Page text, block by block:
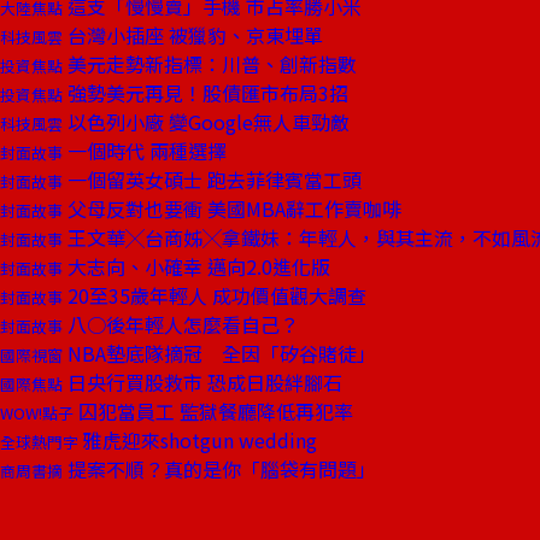
大陸焦點 這支「慢慢賣」手機 市占率勝小米
科技風雲 台灣小插座 被獵豹、京東埋單
投資焦點 美元走勢新指標：川普、創新指數
投資焦點 強勢美元再見！股債匯市布局3招
科技風雲 以色列小廠 變Google無人車勁敵
封面故事 一個時代 兩種選擇
封面故事 一個留英女碩士 跑去菲律賓當工頭
封面故事 父母反對也要衝 美國MBA辭工作賣咖啡
封面故事 王文華╳台商姊╳拿鐵妹：年輕人，與其主流，不如風
封面故事 大志向、小確幸 邁向2.0進化版
封面故事 20至35歲年輕人 成功價值觀大調查
封面故事 八○後年輕人怎麼看自己？
國際視窗 NBA墊底隊摘冠 全因「矽谷賭徒」
國際焦點 日央行買股救市 恐成日股絆腳石
WOW!點子 囚犯當員工 監獄餐廳降低再犯率
全球熱門字 雅虎迎來shotgun wedding
商周書摘 提案不順？真的是你「腦袋有問題」